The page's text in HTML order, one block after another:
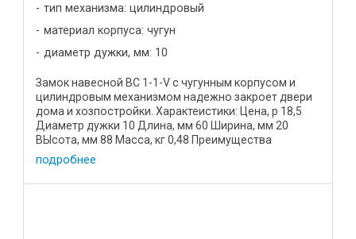
тип механизма: цилиндровый
материал корпуса: чугун
диаметр дужки, мм: 10
Замок навесной ВС 1-1-V с чугунным корпусом и
цилиндровым механизмом надежно закроет двери
дома и хозпостройки. Характеистики: Цена, р 18,5
Диаметр дужки 10 Длина, мм 60 Ширина, мм 20
ВЫсота, мм 88 Масса, кг 0,48 Преимущества
устройства: Корпус ...
подробнее